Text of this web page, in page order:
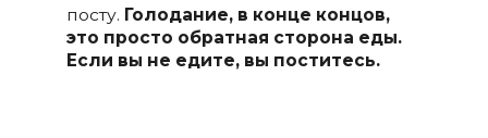
посту. Голодание, в конце концов,
это просто обратная сторона еды.
Если вы не едите, вы поститесь.